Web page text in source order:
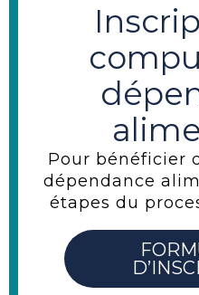
Pour bénéficier
dépendance
étapes du